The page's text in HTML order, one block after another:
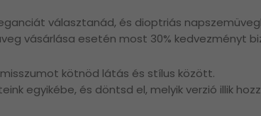
választanád, és dioptriás
vásárlása esetén most 30% kedvezményt
kötnöd látás és stílus között.
egyikébe, és döntsd el, melyik verzió illik